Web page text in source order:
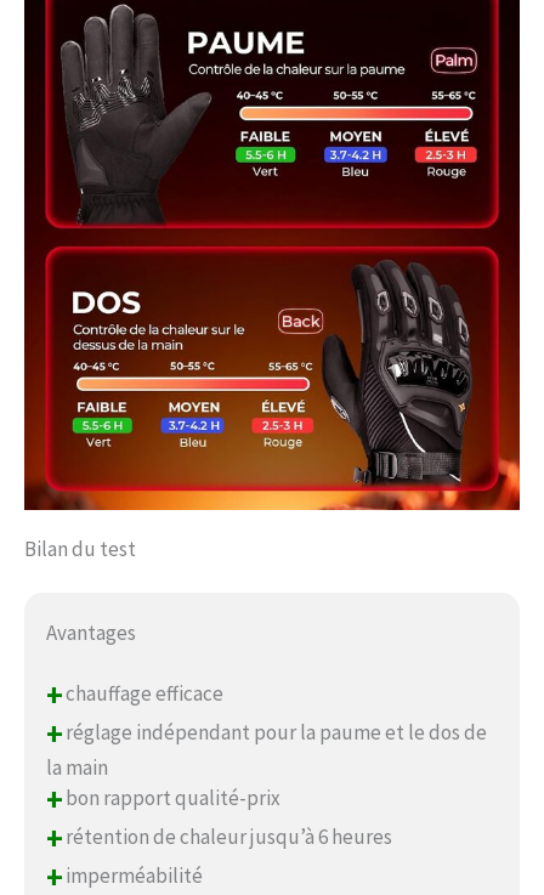
Bilan du test
Avantages
+chauffage efficace
+réglage indépendant pour la paume et le dos de
la main
+bon rapport qualité-prix
+rétention de chaleur jusqu’à 6 heures
+imperméabilité